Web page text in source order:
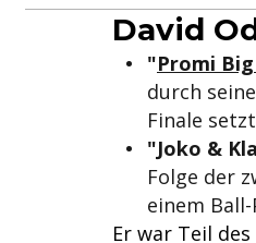
David
"Promi
durch
Finale
"Joko &
Folge der
einem
Er war Teil